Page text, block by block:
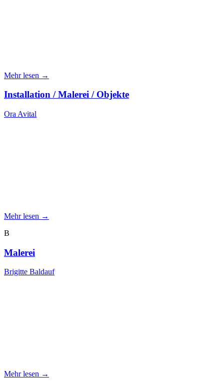
Mehr lesen →
Installation / Malerei / Objekte
Ora Avital
Mehr lesen →
B
Malerei
Brigitte Baldauf
Mehr lesen →